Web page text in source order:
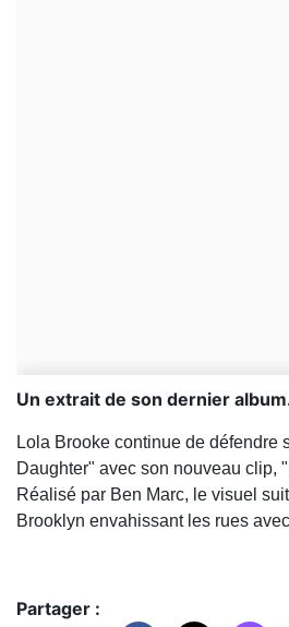
Un extrait de son dernier
Lola Brooke continue de défendre
Daughter" avec son nouveau clip,
Réalisé par Ben Marc, le visuel
Brooklyn envahissant les rues
Partager :